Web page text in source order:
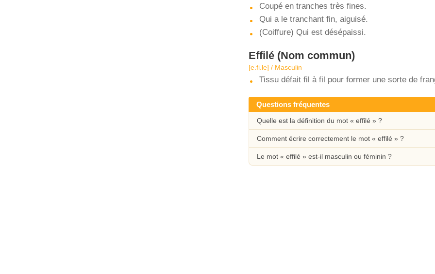
Coupé en tranches très fines.
Qui a le tranchant fin, aiguisé.
(Coiffure) Qui est désépaissi.
Effilé (Nom commun)
[e.fi.le] / Masculin
Tissu défait fil à fil pour former une sorte de
Questions fréquentes
Quelle est la définition du mot « effilé » ?
Comment écrire correctement le mot « effilé » ?
Le mot « effilé » est-il masculin ou féminin ?